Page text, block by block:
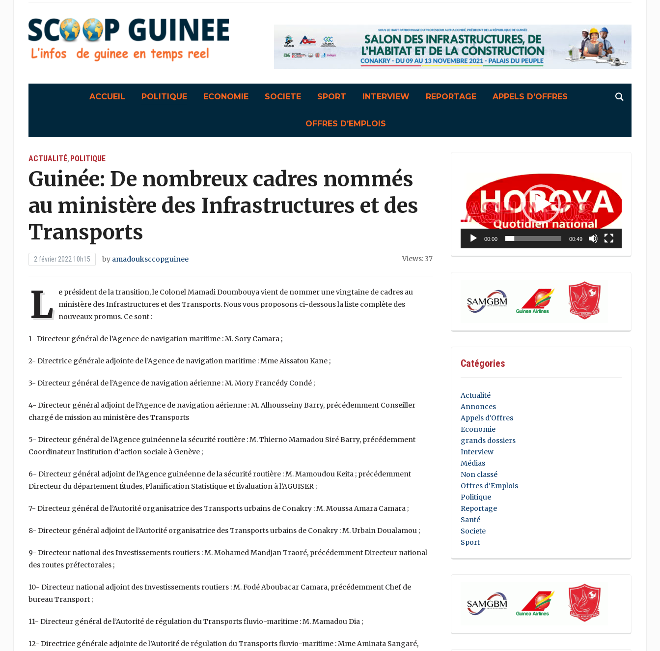
ACCUEIL POLITIQUE ECONOMIE SOCIETE SPORT INTERVIEW REPORTAGE APPELS D’OFFRES
OFFRES D’EMPLOIS
ACTUALITÉ, POLITIQUE
Guinée: De nombreux cadres nommés
au ministère des Infrastructures et des
Transports
2 février 2022 10h15 by amadouksccopguinee Views: 37
L
e président de la transition, le Colonel Mamadi Doumbouya vient de nommer une vingtaine de cadres au
ministère des Infrastructures et des Transports. Nous vous proposons ci-dessous la liste complète des
nouveaux promus. Ce sont :
1- Directeur général de l’Agence de navigation maritime : M. Sory Camara ;
2- Directrice générale adjointe de l’Agence de navigation maritime : Mme Aissatou Kane ;
3- Directeur général de l’Agence de navigation aérienne : M. Mory Francédy Condé ;
4- Directeur général adjoint de l’Agence de navigation aérienne : M. Alhousseiny Barry, précédemment Conseiller
chargé de mission au ministère des Transports
5- Directeur général de l’Agence guinéenne la sécurité routière : M. Thierno Mamadou Siré Barry, précédemment
Coordinateur Institution d’action sociale à Genève ;
6- Directeur général adjoint de l’Agence guinéenne de la sécurité routière : M. Mamoudou Keita ; précédemment
Directeur du département Études, Planification Statistique et Évaluation à l’AGUISER ;
7- Directeur général de l’Autorité organisatrice des Transports urbains de Conakry : M. Moussa Amara Camara ;
8- Directeur général adjoint de l’Autorité organisatrice des Transports urbains de Conakry : M. Urbain Doualamou ;
9- Directeur national des Investissements routiers : M. Mohamed Mandjan Traoré, précédemment Directeur national
des routes préfectorales ;
10- Directeur national adjoint des Investissements routiers : M. Fodé Aboubacar Camara, précédemment Chef de
bureau Transport ;
11- Directeur général de l’Autorité de régulation du Transports fluvio-maritime : M. Mamadou Dia ;
12- Directrice générale adjointe de l’Autorité de régulation du Transports fluvio-maritime : Mme Aminata Sangaré,
00:00 00:49
Catégories
Actualité
Annonces
Appels d'Offres
Economie
grands dossiers
Interview
Médias
Non classé
Offres d'Emplois
Politique
Reportage
Santé
Societe
Sport